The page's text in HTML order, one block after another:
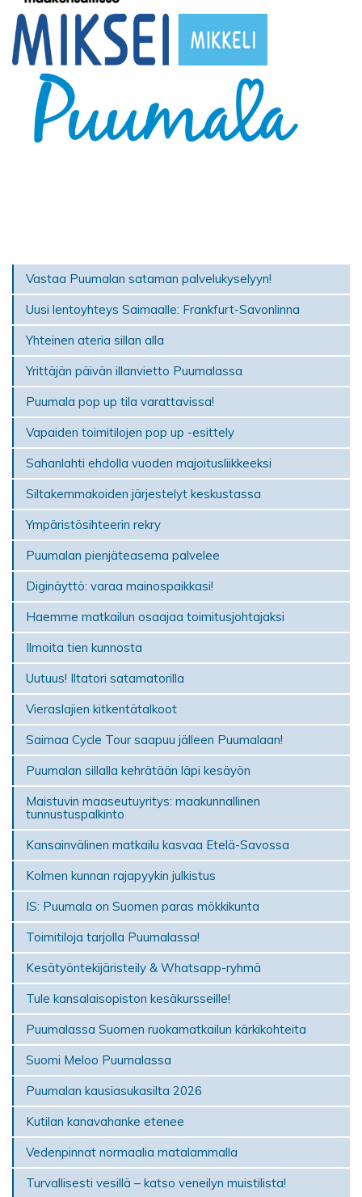
Vastaa Puumalan sataman palvelukyselyyn!
Uusi lentoyhteys Saimaalle: Frankfurt-Savonlinna
Yhteinen ateria sillan alla
Yrittäjän päivän illanvietto Puumalassa
Puumala pop up tila varattavissa!
Vapaiden toimitilojen pop up -esittely
Sahanlahti ehdolla vuoden majoitusliikkeeksi
Siltakemmakoiden järjestelyt keskustassa
Ympäristösihteerin rekry
Puumalan pienjäteasema palvelee
Diginäyttö: varaa mainospaikkasi!
Haemme matkailun osaajaa toimitusjohtajaksi
Ilmoita tien kunnosta
Uutuus! Iltatori satamatorilla
Vieraslajien kitkentätalkoot
Saimaa Cycle Tour saapuu jälleen Puumalaan!
Puumalan sillalla kehrätään läpi kesäyön
Maistuvin maaseutuyritys: maakunnallinen
tunnustuspalkinto
Kansainvälinen matkailu kasvaa Etelä-Savossa
Kolmen kunnan rajapyykin julkistus
IS: Puumala on Suomen paras mökki­kunta
Toimitiloja tarjolla Puumalassa!
Kesätyöntekijäristeily & Whatsapp-ryhmä
Tule kansalaisopiston kesäkursseille!
Puumalassa Suomen ruokamatkailun kärkikohteita
Suomi Meloo Puumalassa
Puumalan kausiasukasilta 2026
Kutilan kanavahanke etenee
Vedenpinnat normaalia matalammalla
Turvallisesti vesillä – katso veneilyn muistilista!